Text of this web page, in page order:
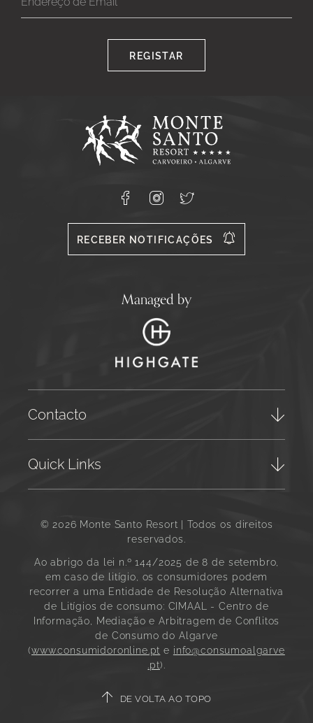
REGISTAR
Response
Contacto
Managed by
Monte
Santo
Resort,
556
Facebook
Instagram
X
RECEBER NOTIFICAÇÕES
Quick Links
© 2026 Monte Santo Resort | Todos os direitos
reservados.
Ao abrigo da lei n.º 144/2025 de 8 de setembro,
em caso de litígio, os consumidores podem
recorrer a uma Entidade de Resolução Alternativa
de Litígios de consumo: CIMAAL - Centro de
Informação, Mediação e Arbitragem de Conflitos
de Consumo do Algarve
(www.consumidoronline.pt e info@consumoalgarve
.pt).
DE VOLTA AO TOPO